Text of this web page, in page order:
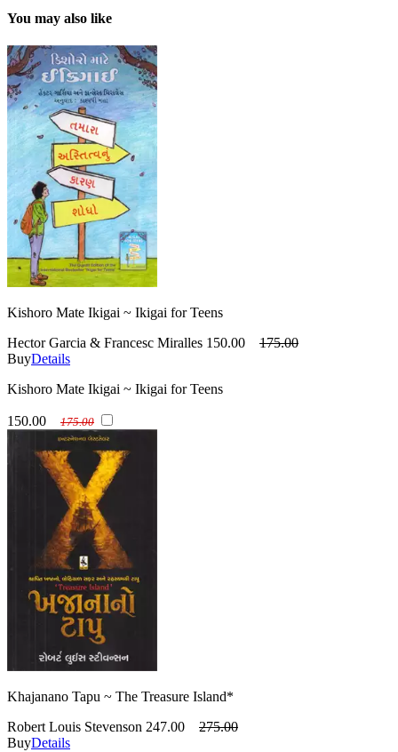
You may also like
Kishoro Mate Ikigai ~ Ikigai for Teens
Hector Garcia & Francesc Miralles 150.00
175.00
BuyDetails
Kishoro Mate Ikigai ~ Ikigai for Teens
150.00 175.00
Khajanano Tapu ~ The Treasure Island*
Robert Louis Stevenson 247.00
275.00
BuyDetails